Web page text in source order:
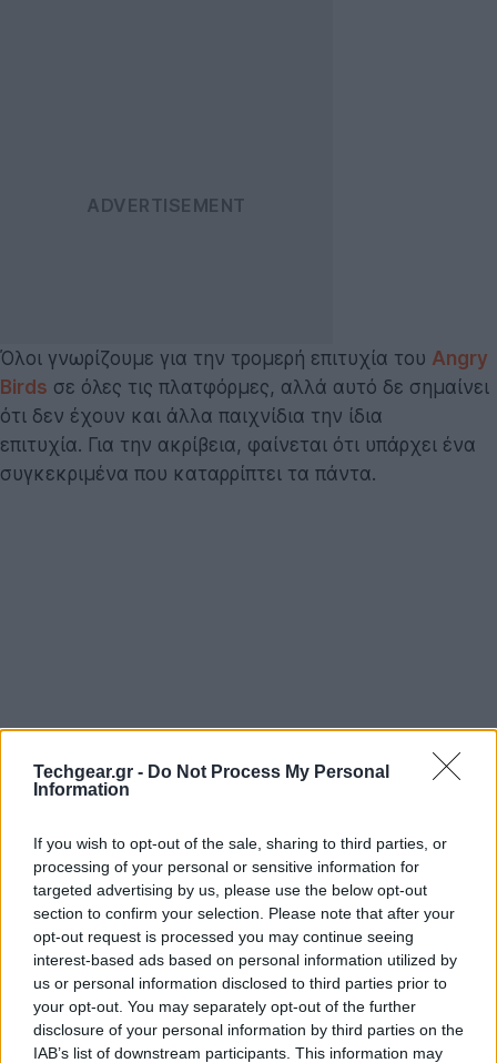
Techgear.gr - Do Not Process My Personal
Information
If you wish to opt-out of the sale, sharing to third parties, or
processing of your personal or sensitive information for
targeted advertising by us, please use the below opt-out
section to confirm your selection. Please note that after your
opt-out request is processed you may continue seeing
interest-based ads based on personal information utilized by
us or personal information disclosed to third parties prior to
your opt-out. You may separately opt-out of the further
disclosure of your personal information by third parties on the
IAB’s list of downstream participants. This information may
Όλοι γνωρίζουμε για την τρομερή επιτυχία του Angry
Birds σε όλες τις πλατφόρμες, αλλά αυτό δε σημαίνει
ότι δεν έχουν και άλλα παιχνίδια την ίδια
επιτυχία. Για την ακρίβεια, φαίνεται ότι υπάρχει ένα
συγκεκριμένα που καταρρίπτει τα πάντα.